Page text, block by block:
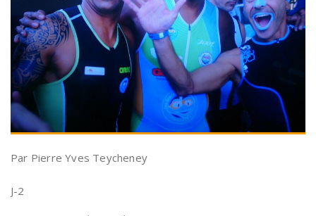
Par Pierre Yves Teycheney
J-2